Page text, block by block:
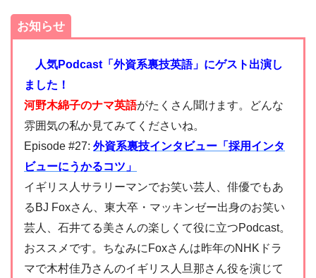
お知らせ
人気Podcast「外資系裏技英語」にゲスト出演し
ました！
河野木綿子のナマ英語がたくさん聞けます。どんな
雰囲気の私か見てみてくださいね。
Episode #27: 外資系裏技インタビュー「採用インタ
ビューにうかるコツ」
イギリス人サラリーマンでお笑い芸人、俳優でもあ
るBJ Foxさん、東大卒・マッキンゼー出身のお笑い
芸人、石井てる美さんの楽しくて役に立つPodcast。
おススメです。ちなみにFoxさんは昨年のNHKドラ
マで木村佳乃さんのイギリス人旦那さん役を演じて